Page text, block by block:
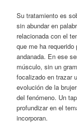
Su tratamiento es
sin abundar en
relacionada con el
que me ha
andanada. En ese
músculo, sin un
focalizado en trazar
evolución de la
del fenómeno. Un
profundizar en el
incorporan.